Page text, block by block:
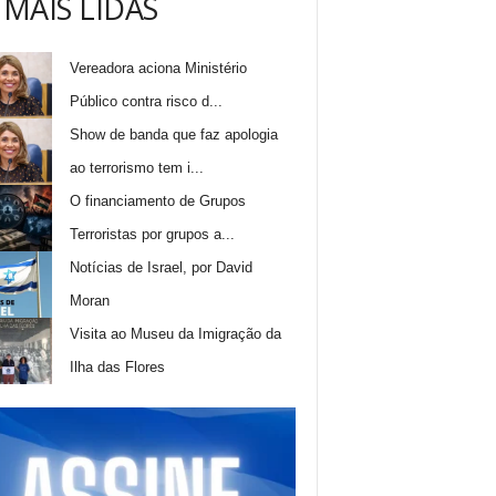
LIDAS
Vereadora aciona Ministério
Público contra risco d...
Show de banda que faz apologia
ao terrorismo tem i...
O financiamento de Grupos
Terroristas por grupos a...
Notícias de Israel, por David
Moran
Visita ao Museu da Imigração da
Ilha das Flores